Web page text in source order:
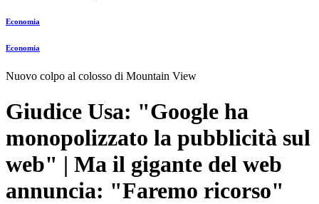
Economia
Economia
Nuovo colpo al colosso di Mountain View
Giudice Usa: "Google ha
monopolizzato la pubblicità sul
web" | Ma il gigante del web
annuncia: "Faremo ricorso"